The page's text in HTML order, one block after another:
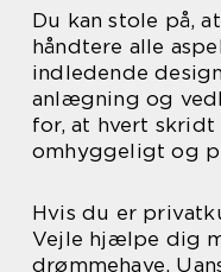
Du kan stole på,
håndtere alle
indledende
anlægning og
for, at hvert
omhyggeligt og
Hvis du er
Vejle hjælpe dig
drømmehave.